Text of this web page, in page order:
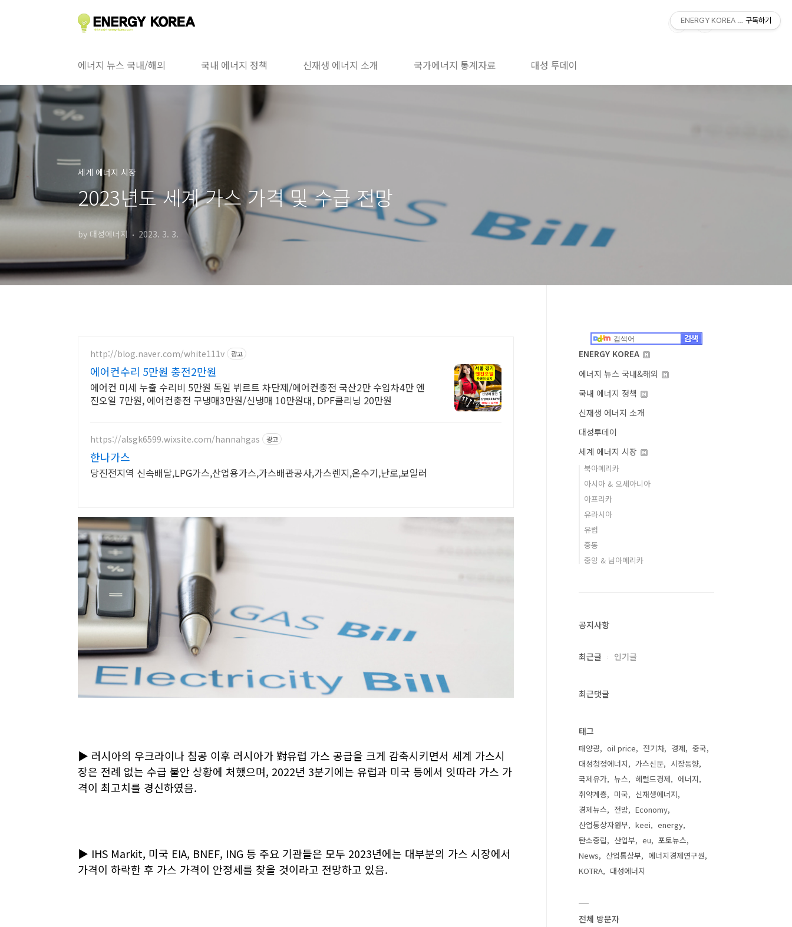
에너지 뉴스 국내/해외 국내 에너지 정책 신재생 에너지 소개 국가에너지 통계자료 대성 투데이
세계 에너지 시장
2023년도 세계 가스 가격 및 수급 전망
by 대성에너지 2023. 3. 3.
http://blog.naver.com/white111v 광고
에어컨수리 5만원 충전2만원
에어컨 미세 누출 수리비 5만원 독일 뷔르트 차단제/에어컨충전 국산2만 수입차4만 엔
진오일 7만원, 에어컨충전 구냉매3만원/신냉매 10만원대, DPF클리닝 20만원
https://alsgk6599.wixsite.com/hannahgas 광고
한나가스
당진전지역 신속배달,LPG가스,산업용가스,가스배관공사,가스렌지,온수기,난로,보일러
▶ 러시아의 우크라이나 침공 이후 러시아가 對유럽 가스 공급을 크게 감축시키면서 세계 가스시
장은 전례 없는 수급 불안 상황에 처했으며, 2022년 3분기에는 유럽과 미국 등에서 잇따라 가스 가
격이 최고치를 경신하였음.
▶ IHS Markit, 미국 EIA, BNEF, ING 등 주요 기관들은 모두 2023년에는 대부분의 가스 시장에서
가격이 하락한 후 가스 가격이 안정세를 찾을 것이라고 전망하고 있음.
ENERGY KOREA
에너지 뉴스 국내&해외
국내 에너지 정책
신재생 에너지 소개
대성투데이
세계 에너지 시장
북아메리카
아시아 & 오세아니아
아프리카
유라시아
유럽
중동
중앙 & 남아메리카
공지사항
최근글 인기글
최근댓글
태그
태양광 oil price 전기차 경제
중국
대성청정에너지
가스신문
시장동향
국제유가
뉴스 헤럴드경제
에너지
취약계층
미국
신재생에너지
경제뉴스
전망
Economy
산업통상자원부
keei
energy
탄소중립
산업부 eu
포토뉴스
News
산업통상부
에너지경제연구원
KOTRA
대성에너지
전체 방문자
ENERGY KOREA With DAESUNG
구독하기